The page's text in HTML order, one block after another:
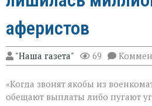
аферистов
"Наша газета" 69
«Когда звонят якобы из
обещают выплаты либо пугают